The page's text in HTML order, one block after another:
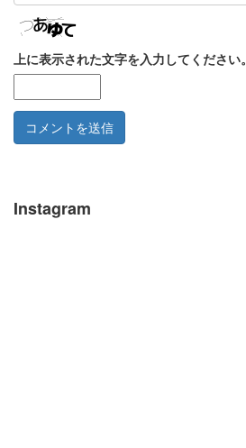
上に表示された文字を入力してください。
Instagram